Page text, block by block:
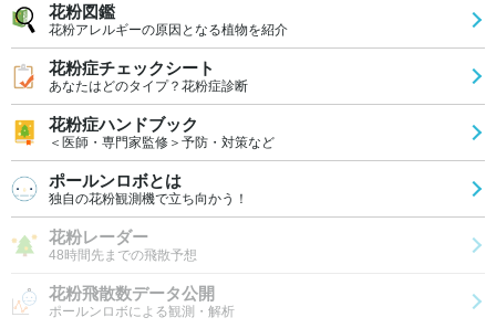
花粉図鑑
花粉アレルギーの原因となる植物を紹介
花粉症チェックシート
あなたはどのタイプ？花粉症診断
花粉症ハンドブック
＜医師・専門家監修＞予防・対策など
ポールンロボとは
独自の花粉観測機で立ち向かう！
花粉レーダー
48時間先までの飛散予想
花粉飛散数データ公開
ポールンロボによる観測・解析